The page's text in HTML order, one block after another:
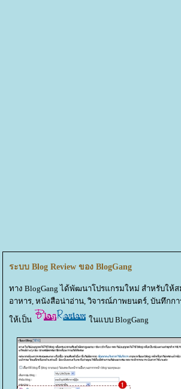
ระบบ Blog Review ของ BlogGang
ทาง BlogGang ได้พัฒนาโปรแกรมใหม่ สำหรับให้
อาหาร, หนังสือน่าอ่าน, วิจารณ์ภาพยนตร์, บันทึกก
ห้เป็น นแบบ BlogGang